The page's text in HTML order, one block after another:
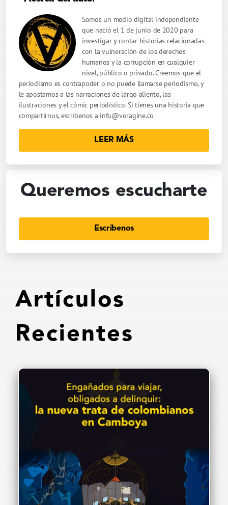
Somos un medio digital independiente
que nació el 1 de junio de 2020 para
investigar y contar historias relacionadas
con la vulneración de los derechos
humanos y la corrupción en cualquier
nivel, público o privado. Creemos que el
periodismo es contrapoder o no puede llamarse periodismo, y
le apostamos a las narraciones de largo aliento, las
ilustraciones y el cómic periodístico. Si tienes una historia que
compartirnos, escríbenos a info@voragine.co
LEER MÁS
Queremos escucharte
Escríbenos
Artículos
Recientes